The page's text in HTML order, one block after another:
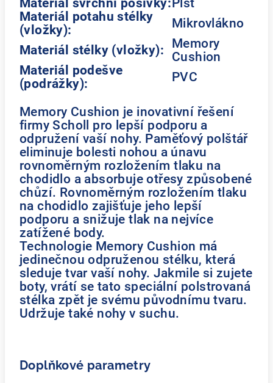
Materiál potahu stélky
(vložky):
Mikrovlákno
Materiál stélky (vložky): Memory
Cushion
Materiál podešve
(podrážky):
PVC
Memory Cushion je inovativní řešení
firmy Scholl pro lepší podporu a
odpružení vaší nohy. Paměťový polštář
eliminuje bolesti nohou a únavu
rovnoměrným rozložením tlaku na
chodidlo a absorbuje otřesy způsobené
chůzí. Rovnoměrným rozložením tlaku
na chodidlo zajišťuje jeho lepší
podporu a snižuje tlak na nejvíce
zatížené body.
Technologie Memory Cushion má
jedinečnou odpruženou stélku, která
sleduje tvar vaší nohy. Jakmile si zujete
boty, vrátí se tato speciální polstrovaná
stélka zpět je svému původnímu tvaru.
Udržuje také nohy v suchu.
Doplňkové parametry